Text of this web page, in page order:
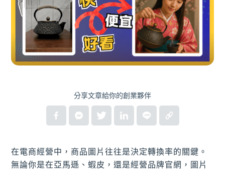
分享文章給你的創業夥伴
在電商經營中，商品圖片往往是決定轉換率的關鍵。
無論你是在亞馬遜、蝦皮，還是經營品牌官網，圖片